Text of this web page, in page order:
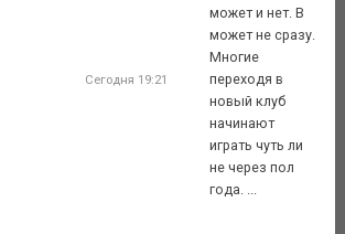
Сегодня 19:21
может и нет. В
может не сразу.
Многие
переходя в
новый клуб
начинают
играть чуть ли
не через пол
года. ...